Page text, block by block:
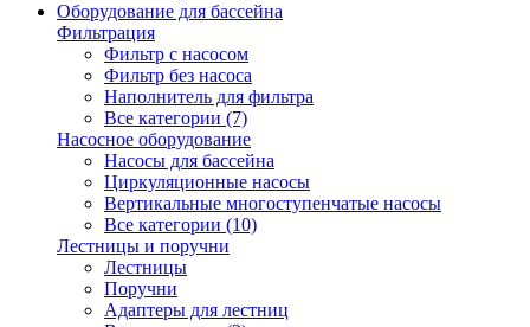
Оборудование для бассейна
Фильтрация
Фильтр с насосом
Фильтр без насоса
Наполнитель для фильтра
Все категории (7)
Насосное оборудование
Насосы для бассейна
Циркуляционные насосы
Вертикальные многоступенчатые насосы
Все категории (10)
Лестницы и поручни
Лестницы
Поручни
Адаптеры для лестниц